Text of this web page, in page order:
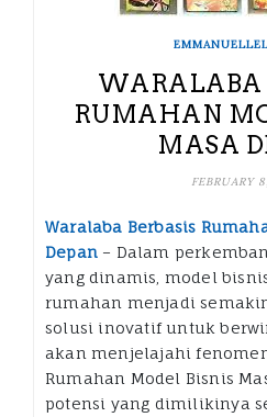
WARALABA
RUMAHAN
MASA
FEBRUARY
Waralaba Berbasis
Depan – Dalam
yang dinamis, model
rumahan menjadi
solusi inovatif untuk
akan menjelajahi
Rumahan Model Bisnis
potensi yang dimilikinya